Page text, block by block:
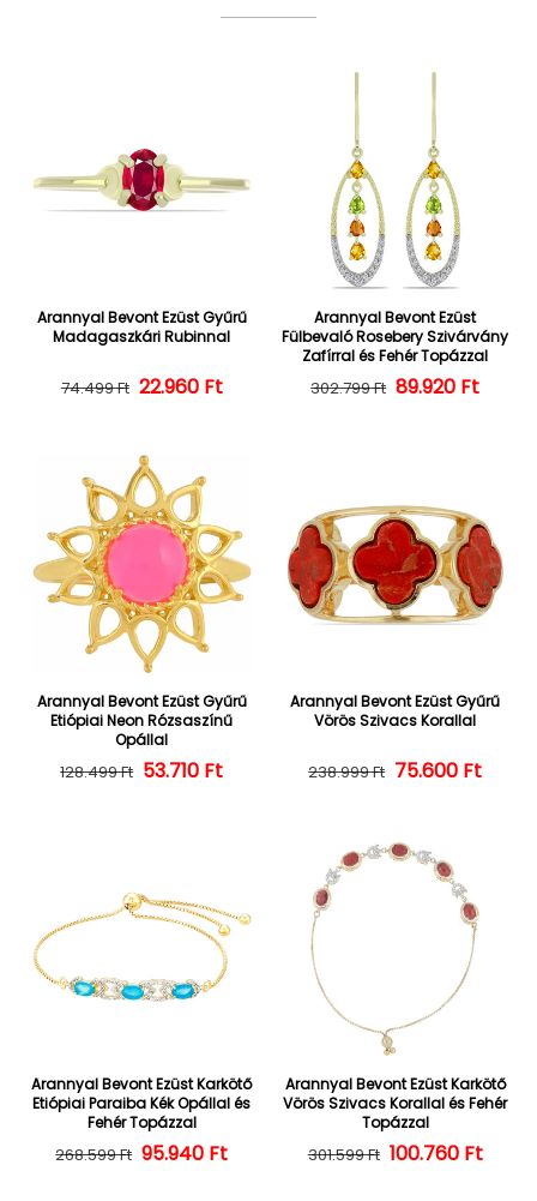
Arannyal Bevont Ezüst Gyűrű
Madagaszkári Rubinnal
Normál ár
74.499 Ft Kedvezményes ár
22.960 Ft
Arannyal Bevont Ezüst
Fülbevaló Rosebery Szivárvány
Zafírral és Fehér Topázzal
Normál ár
302.799 Ft 89.920 Ft
Arannyal Bevont Ezüst Gyűrű
Etiópiai Neon Rózsaszínű
Opállal
Normál ár
128.499 Ft Kedvezményes ár
53.710 Ft
Arannyal Bevont Ezüst Gyűrű
Vörös Szivacs Korallal
Normál ár
238.999 Ft 75.600 Ft
Arannyal Bevont Ezüst Karkötő
Etiópiai Paraiba Kék Opállal és
Fehér Topázzal
Normál ár
268.599 Ft Kedvezményes ár
95.940 Ft
Arannyal Bevont Ezüst Karkötő
Vörös Szivacs Korallal és Fehér
Topázzal
Normál ár
301.599 Ft 100.760 Ft